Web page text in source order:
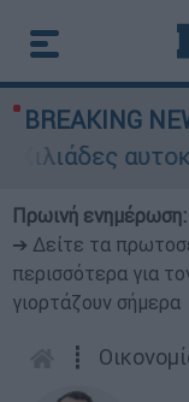
BREAKING
Πρωινή ενημέρωση:
➔ Δείτε τα
περισσότερα για
γιορτάζουν σήμερα
┋